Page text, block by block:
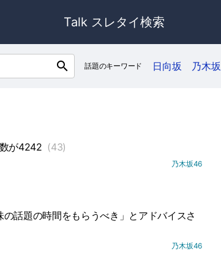
Talk スレタイ検索
search 話題のキーワード 日向坂 乃木坂
が4242 (43)
乃木坂46
話題の時間をもらうべき」とアドバイスさ
乃木坂46